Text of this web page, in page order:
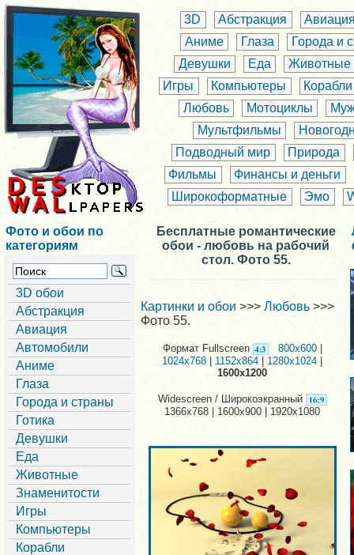
3D Абстракция
Аниме
Глаза
Города и
Девушки
Еда
Животные
Игры
Компьютеры
Корабли
Любовь
Мотоциклы
Мультфильмы
Подводный мир
Природа
Фильмы
Финансы и деньги
Широкоформатные
Эмо
Фото и обои по
категориям
3D обои
Абстракция
Авиация
Автомобили
Аниме
Глаза
Города и страны
Готика
Девушки
Еда
Животные
Знаменитости
Игры
Компьютеры
Корабли
Бесплатные романтические
обои - любовь на рабочий
стол. Фото 55.
Картинки и обои >>> Любовь >>>
Фото 55.
Формат Fullscreen 800x600
1024x768
1152x864| 1280x1024
1600x1200
Widescreen / Широкоэкранный
1366x768 | 1600x900 | 1920x1080